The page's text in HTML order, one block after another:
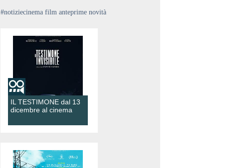
#notiziecinema film anteprime novità
IL TESTIMONE dal 13
dicembre al cinema